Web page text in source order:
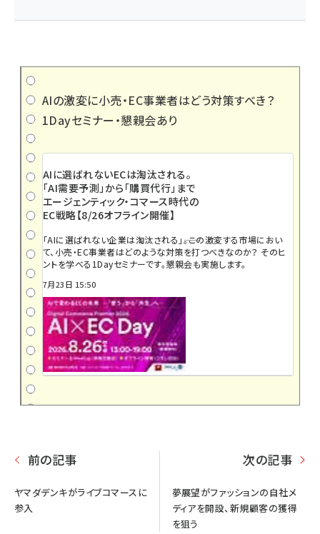
AIの激変に小売・EC事業者はどう対策すべき？
1Dayセミナー・懇親会あり
AIに選ばれないECは淘汰される。
「AI需要予測」から「購買代行」まで
エージェンティック・コマース時代の
EC戦略【8/26オフライン開催】
「AIに選ばれない企業は淘汰される」――。この激変する市場におい
て、小売・EC事業者はどのような対策を打つべきなのか？ そのヒ
ントを学べる1Dayセミナーです。懇親会も実施します。
7月23日 15:50
前の記事
ヤマダデンキがライブコマースに
参入
次の記事
夢展望がファッションの自社メ
ディアを開設、新規顧客の獲得
を狙う